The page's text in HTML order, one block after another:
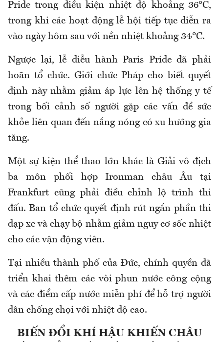
Pride trong điều kiện nhiệt độ khoảng 36°C,
trong khi các hoạt động lễ hội tiếp tục diễn ra
vào ngày hôm sau với nền nhiệt khoảng 34°C.
Ngược lại, lễ diễu hành Paris Pride đã phải
hoãn tổ chức. Giới chức Pháp cho biết quyết
định này nhằm giảm áp lực lên hệ thống y tế
trong bối cảnh số người gặp các vấn đề sức
khỏe liên quan đến nắng nóng có xu hướng gia
tăng.
Một sự kiện thể thao lớn khác là Giải vô địch
ba môn phối hợp Ironman châu Âu tại
Frankfurt cũng phải điều chỉnh lộ trình thi
đấu. Ban tổ chức quyết định rút ngắn phần thi
đạp xe và chạy bộ nhằm giảm nguy cơ sốc nhiệt
cho các vận động viên.
Tại nhiều thành phố của Đức, chính quyền đã
triển khai thêm các vòi phun nước công cộng
và các điểm cấp nước miễn phí để hỗ trợ người
dân chống chọi với nhiệt độ cao.
BIẾN ĐỔI KHÍ HẬU KHIẾN CHÂU